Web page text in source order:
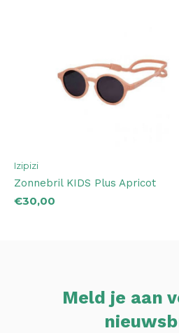
Izipizi
Zonnebril KIDS Plus Apricot
€30,00
Meld je aan